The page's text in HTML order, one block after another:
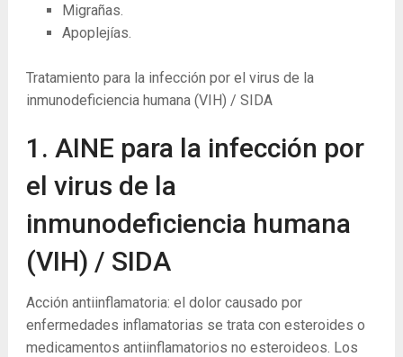
Migrañas.
Apoplejías.
Tratamiento para la infección por el virus de la
inmunodeficiencia humana (VIH) / SIDA
1. AINE para la infección por
el virus de la
inmunodeficiencia humana
(VIH) / SIDA
Acción antiinflamatoria: el dolor causado por
enfermedades inflamatorias se trata con esteroides o
medicamentos antiinflamatorios no esteroideos. Los